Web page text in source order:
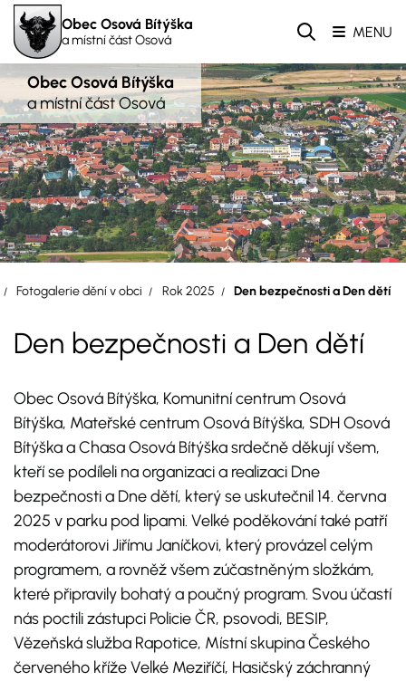
Obec Osová Bítýška
a místní část Osová MENU
Obec Osová Bítýška
a místní část Osová
Fotogalerie dění v obci Rok 2025 Den bezpečnosti a Den dětí
Den bezpečnosti a Den dětí
Obec Osová Bítýška, Komunitní centrum Osová
Bítýška, Mateřské centrum Osová Bítýška, SDH Osová
Bítýška a Chasa Osová Bítýška srdečně děkují všem,
kteří se podíleli na organizaci a realizaci Dne
bezpečnosti a Dne dětí, který se uskutečnil 14. června
2025 v parku pod lipami. Velké poděkování také patří
moderátorovi Jiřímu Janíčkovi, který provázel celým
programem, a rovněž všem zúčastněným složkám,
které připravily bohatý a poučný program. Svou účastí
nás poctili zástupci Policie ČR, psovodi, BESIP,
Vězeňská služba Rapotice, Místní skupina Českého
červeného kříže Velké Meziříčí, Hasičský záchranný